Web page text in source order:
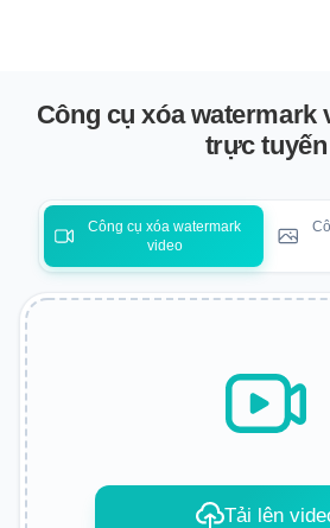
Công cụ xóa watermark
trực tuyến
Công cụ xóa watermark
video
Tải lên